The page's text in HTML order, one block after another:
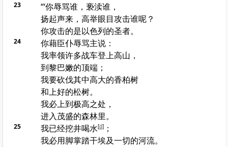
23
“‘你辱骂谁，亵渎谁，
扬起声来，高举眼目攻击谁呢？
你攻击的是以色列的圣者。
24
你藉臣仆辱骂主说：
我率领许多战车登上高山，
到黎巴嫩的顶端；
我要砍伐其中高大的香柏树
和上好的松树。
我必上到极高之处，
进入茂盛的森林里。
25 我已经挖井喝水[d]；
我必用脚掌踏干埃及一切的河流。